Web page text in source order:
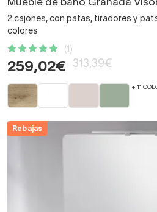
Mueble de baño Granada
2 cajones, con patas, tiradores y
colores
(1)
259,02€ 313,39€
+ 11
Rebajas